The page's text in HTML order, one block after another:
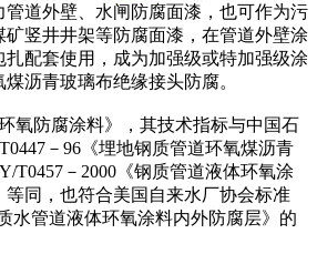
道外壁、水闸防腐面漆，也可作为污
矿竖井井架等防腐面漆，在管道外壁涂
扎配套使用，成为加强级或特加强级涂
沥青玻璃布绝缘接头防腐。
氧防腐涂料》，其技术指标与中国石
－96《埋地钢质管道环氧煤沥青
T0457－2000《钢质管道液体环氧涂
同，也符合美国自来水厂协会标准
水管道液体环氧涂料内外防腐层》的